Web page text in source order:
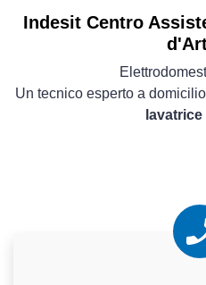
Indesit Centro
Un tecnico esperto a